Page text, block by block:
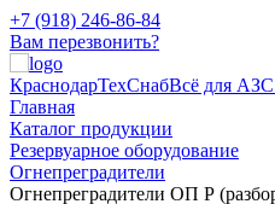
+7 (918) 246-86-84
Вам перезвонить?
КраснодарТехСнабВсё для АЗС
Главная
Каталог продукции
Резервуарное оборудование
Огнепреградители
Огнепреградители ОП Р